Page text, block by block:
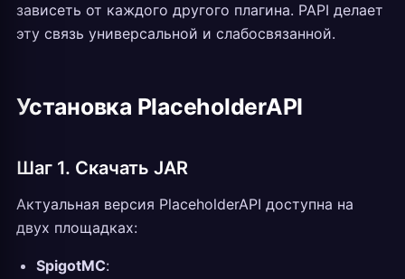
зависеть от каждого другого плагина. PAPI делает
эту связь универсальной и слабосвязанной.
Установка PlaceholderAPI
Шаг 1. Скачать JAR
Актуальная версия PlaceholderAPI доступна на
двух площадках:
SpigotMC: